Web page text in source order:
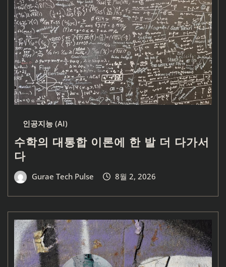
인공지능 (AI)
수학의 대통합 이론에 한 발 더 다가서
다
Gurae Tech Pulse 8월 2, 2026